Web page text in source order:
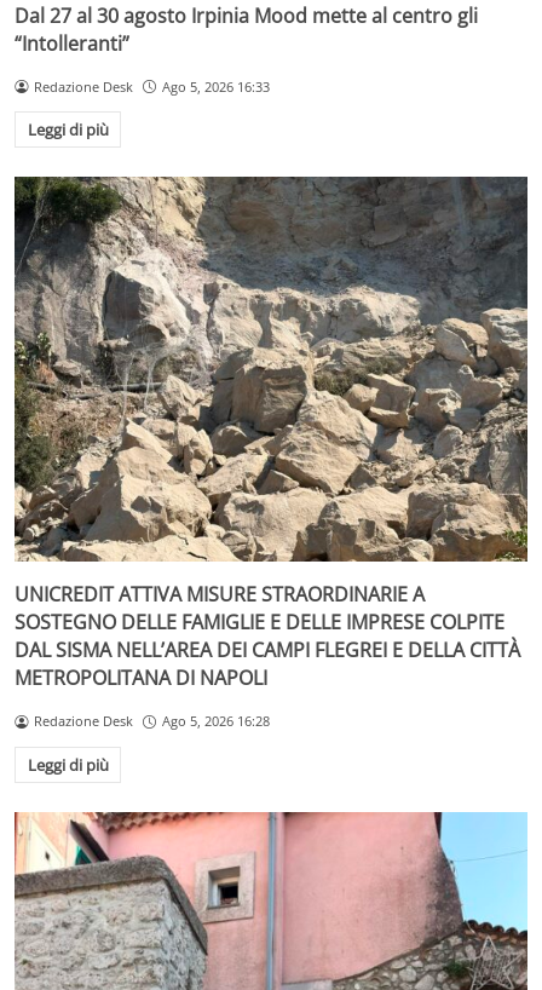
Dal 27 al 30 agosto Irpinia Mood mette al centro gli
“Intolleranti”
Redazione Desk Ago 5, 2026 16:33
Leggi di più
UNICREDIT ATTIVA MISURE STRAORDINARIE A
SOSTEGNO DELLE FAMIGLIE E DELLE IMPRESE COLPITE
DAL SISMA NELL’AREA DEI CAMPI FLEGREI E DELLA CITTÀ
METROPOLITANA DI NAPOLI
Redazione Desk Ago 5, 2026 16:28
Leggi di più